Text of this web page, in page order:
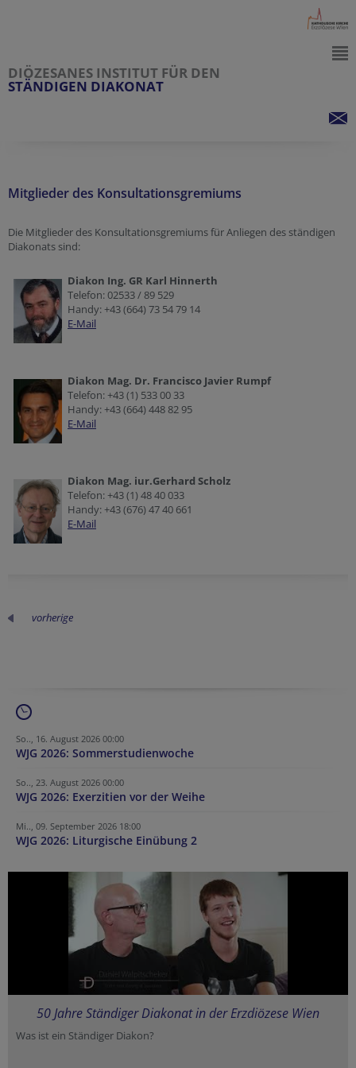
DIÖZESANES INSTITUT FÜR DEN
STÄNDIGEN DIAKONAT
Mitglieder des Konsultationsgremiums
Die Mitglieder des Konsultationsgremiums für Anliegen des ständigen
Diakonats sind:
Diakon Ing. GR Karl Hinnerth
Telefon: 02533 / 89 529
Handy: +43 (664) 73 54 79 14
E-Mail
Diakon Mag. Dr. Francisco Javier Rumpf
Telefon: +43 (1) 533 00 33
Handy: +43 (664) 448 82 95
E-Mail
Diakon Mag. iur.Gerhard Scholz
Telefon: +43 (1) 48 40 033
Handy: +43 (676) 47 40 661
E-Mail
vorherige
So.., 16. August 2026 00:00
WJG 2026: Sommerstudienwoche
So.., 23. August 2026 00:00
WJG 2026: Exerzitien vor der Weihe
Mi.., 09. September 2026 18:00
WJG 2026: Liturgische Einübung 2
50 Jahre Ständiger Diakonat in der Erzdiözese Wien
Was ist ein Ständiger Diakon?